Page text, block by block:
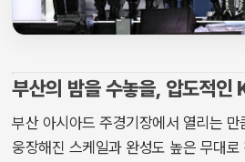
부산의 밤을 수놓을, 압도적
부산 아시아드 주경기장에서 열리는 만
웅장해진 스케일과 완성도 높은 무대로